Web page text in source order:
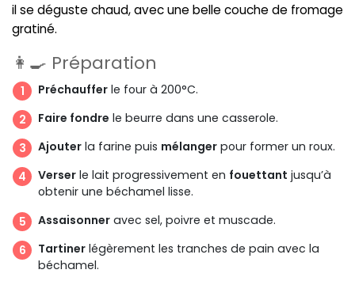
il se déguste chaud, avec une belle couche de fromage
gratiné.
👩‍🍳 Préparation
Préchauffer le four à 200°C.
Faire fondre le beurre dans une casserole.
Ajouter la farine puis mélanger pour former un roux.
Verser le lait progressivement en fouettant jusqu’à
obtenir une béchamel lisse.
Assaisonner avec sel, poivre et muscade.
Tartiner légèrement les tranches de pain avec la
béchamel.